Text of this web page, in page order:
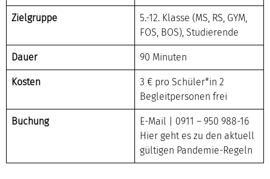
Zielgruppe
5.-12. Klasse (MS, RS, GYM,
FOS, BOS), Studierende
Dauer 90 Minuten
Kosten
3 € pro Schüler*in 2
Begleitpersonen frei
Buchung E-Mail
0911 – 950 988-16
Hier geht es zu den aktuell
gültigen Pandemie-Regeln